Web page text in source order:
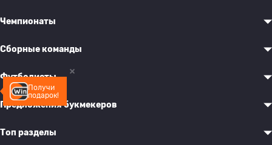
Получи
подарок!
Чемпионаты
Сборные команды
Футболисты
Предложения букмекеров
Топ разделы